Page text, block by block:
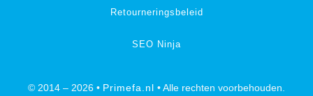
© 2014 – 2026 • Primefa.nl • Alle rechten voorbehouden.
Retourneringsbeleid
SEO Ninja